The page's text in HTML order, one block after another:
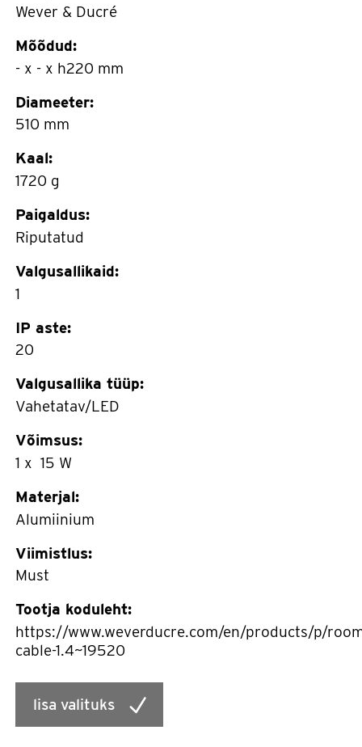
Wever & Ducré
Mõõdud:
- x - x h220 mm
Diameeter:
510 mm
Kaal:
1720 g
Paigaldus:
Riputatud
Valgusallikaid:
1
IP aste:
20
Valgusallika tüüp:
Vahetatav/LED
Võimsus:
1 x 15 W
Materjal:
Alumiinium
Viimistlus:
Must
Tootja koduleht:
https://www.weverducre.com/en/products/p/
cable-1.4~19520
lisa valituks